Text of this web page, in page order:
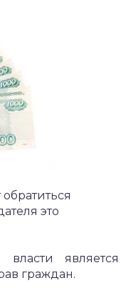
это
является
граждан.